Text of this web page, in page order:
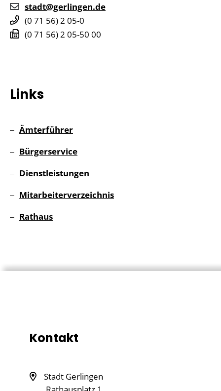
stadt@gerlingen.de
(0 71 56) 2 05-0
(0 71 56) 2 05-50 00
Links
Ämterführer
Bürgerservice
Dienstleistungen
Mitarbeiterverzeichnis
Rathaus
Kontakt
Stadt Gerlingen